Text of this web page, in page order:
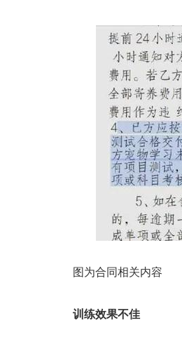
图为合同相关内容
训练效果不佳